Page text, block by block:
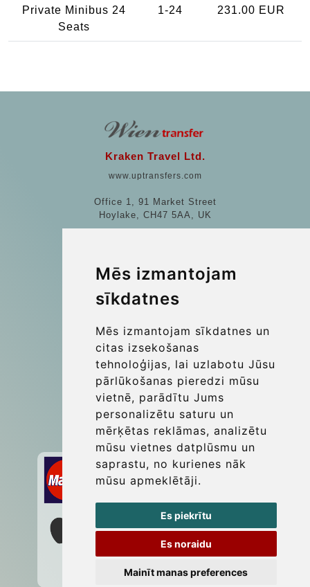
Mēs izmantojam
sīkdatnes
Mēs izmantojam sīkdatnes un
citas izsekošanas
tehnoloģijas, lai uzlabotu Jūsu
pārlūkošanas pieredzi mūsu
vietnē, parādītu Jums
personalizētu saturu un
mērķētas reklāmas, analizētu
mūsu vietnes datplūsmu un
saprastu, no kurienes nāk
mūsu apmeklētāji.
Es piekrītu
Es noraidu
Mainīt manas preferences
Private Minibus 24
Seats
1-24 231.00 EUR
Kraken Travel Ltd.
www.uptransfers.com
Office 1, 91 Market Street
Hoylake, CH47 5AA, UK
More
Update cookies preferences
Contact
info@wientransfer.com
Secure Payment with STRIPE